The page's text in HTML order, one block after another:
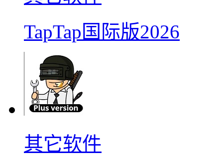
TapTap国际版2026
其它软件